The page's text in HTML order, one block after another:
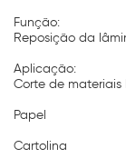
Função:
Reposição da
Aplicação:
Corte de materiais
Papel
Cartolina